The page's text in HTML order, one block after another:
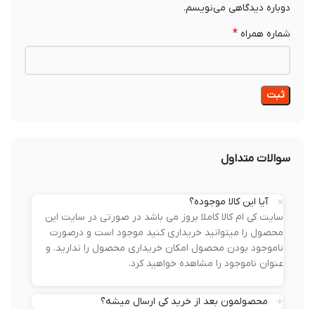
دوباره دیدگاهی می‌نویسم.
شماره همراه*
سوالات متداول
آیا این کالا موجوده؟
سایت کی ام کالا کاملا بروز می باشد در صورتی در سایت این
محصول را میتوانید خریداری کنید موجود است و درصورت
ناموجود بودن محصول امکان خریداری محصول را ندارید. و
عنوان ناموجود را مشاهده خواهید کرد.
محصولمون بعد از خرید کی ارسال میشه؟